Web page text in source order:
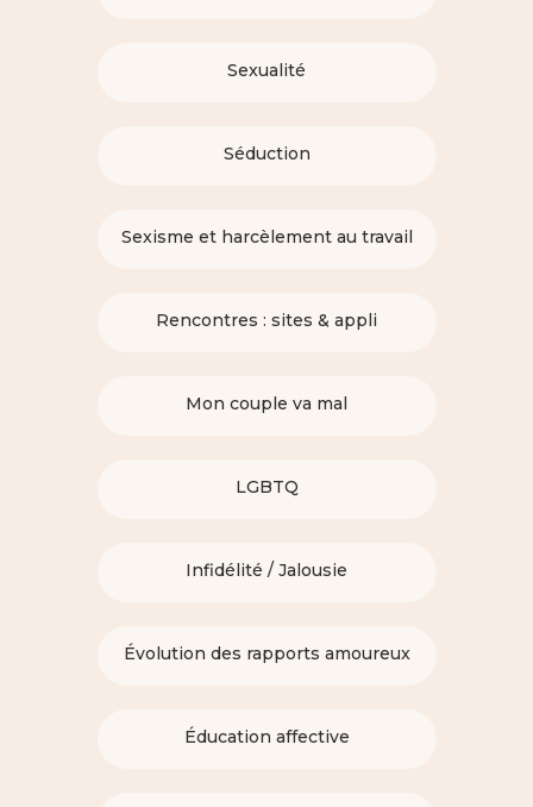
Sexualité
Séduction
Sexisme et harcèlement au travail
Rencontres : sites & appli
Mon couple va mal
LGBTQ
Infidélité / Jalousie
Évolution des rapports amoureux
Éducation affective